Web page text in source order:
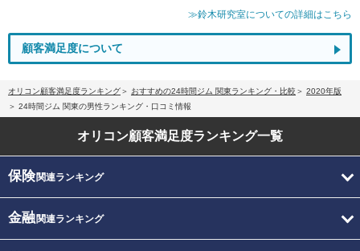
≫鈴木研究室についての詳細はこちら
顧客満足度について
オリコン顧客満足度ランキング おすすめの24時間ジム 関東ランキング・比較
2020年版
24時間ジム 関東の男性ランキング・口コミ情報
オリコン顧客満足度ランキング一覧
保険関連ランキング
金融関連ランキング